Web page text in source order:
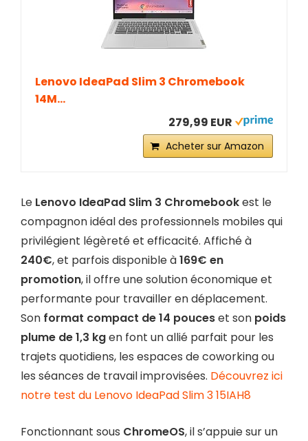
Lenovo IdeaPad Slim 3 Chromebook
14M...
279,99 EUR
Acheter sur Amazon
Le Lenovo IdeaPad Slim 3 Chromebookest le
compagnon idéal des professionnels mobiles qui
privilégient légèreté et efficacité. Affiché à
240€, et parfois disponible à169€ en
promotion, il offre une solution économique et
performante pour travailler en déplacement.
Son format compact de 14 pouceset son poids
plume de 1,3 kgen font un allié parfait pour les
trajets quotidiens, les espaces de coworking ou
les séances de travail improvisées. Découvrez ici
notre test du Lenovo IdeaPad Slim 3 15IAH8
Fonctionnant sous ChromeOS, il s’appuie sur un